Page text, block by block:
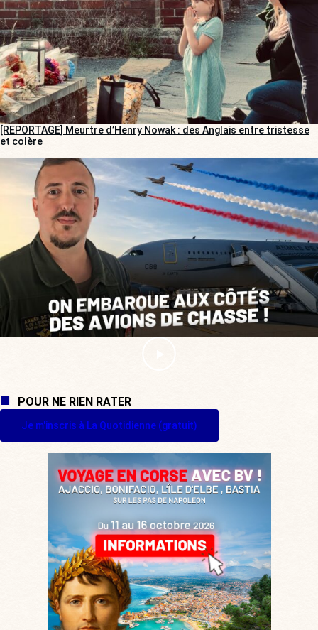
[REPORTAGE] Meurtre d’Henry Nowak : des Anglais entre tristesse
et colère
POUR NE RIEN RATER
Je m'inscris à La Quotidienne (gratuit)